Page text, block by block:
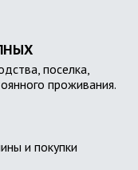
поселка,
проживания.
и покупки